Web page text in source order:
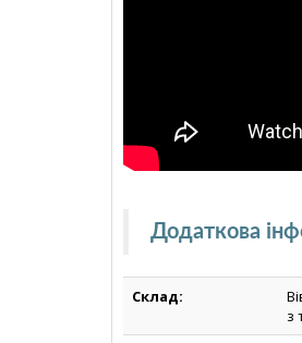
Додаткова
Склад:
з